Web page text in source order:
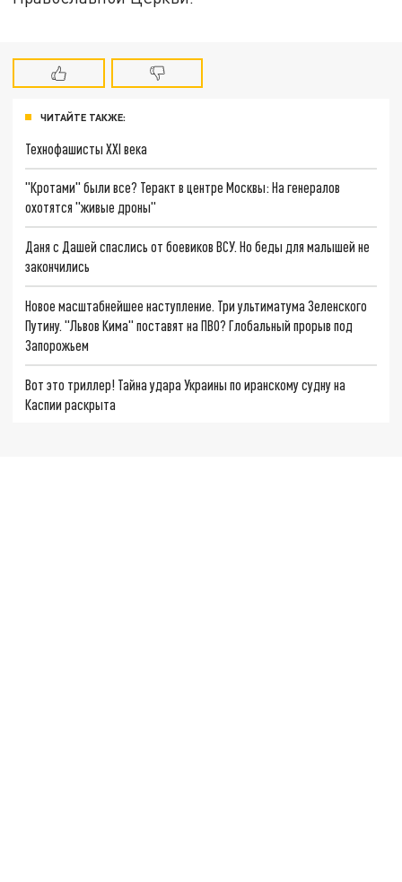
ЧИТАЙТЕ ТАКЖЕ:
Технофашисты XXI века
"Кротами" были все? Теракт в центре Москвы: На генералов
охотятся "живые дроны"
Даня с Дашей спаслись от боевиков ВСУ. Но беды для малышей не
закончились
Новое масштабнейшее наступление. Три ультиматума Зеленского
Путину. "Львов Кима" поставят на ПВО? Глобальный прорыв под
Запорожьем
Вот это триллер! Тайна удара Украины по иранскому судну на
Каспии раскрыта